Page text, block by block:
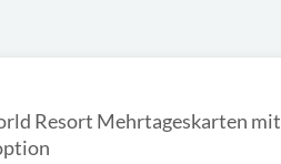
Resort Mehrtageskarten mit